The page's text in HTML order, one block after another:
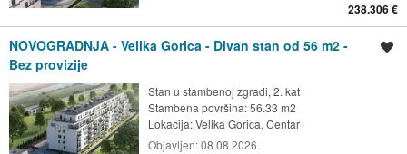
238.306 €
NOVOGRADNJA - Velika Gorica - Divan stan od 56 m2 -
Bez provizije
Stan u stambenoj zgradi, 2. kat
Stambena površina: 56.33 m2
Lokacija:Velika Gorica, Centar
Objavljen:08.08.2026.